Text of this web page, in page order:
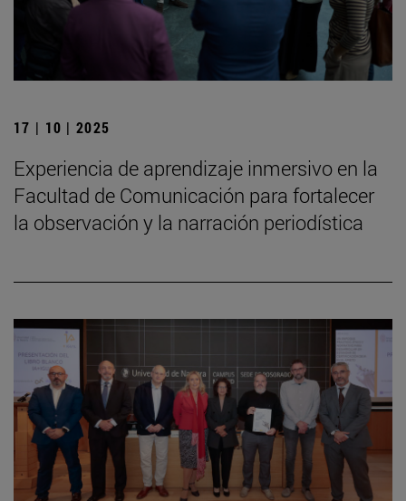
17 | 10 | 2025
Experiencia de aprendizaje inmersivo en la
Facultad de Comunicación para fortalecer
la observación y la narración periodística